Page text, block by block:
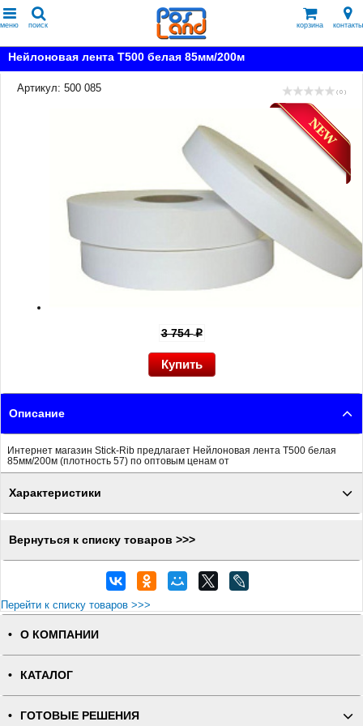
меню поиск корзина контакты
Нейлоновая лента T500 белая 85мм/200м
Артикул: 500 085 ( 0 )
3 754p
Описание
Интернет магазин Stick-Rib предлагает Нейлоновая лента T500 белая
85мм/200м (плотность 57) по оптовым ценам от
Характеристики
Вернуться к списку товаров >>>
Перейти к списку товаров >>>
О КОМПАНИИ
КАТАЛОГ
ГОТОВЫЕ РЕШЕНИЯ